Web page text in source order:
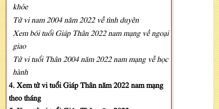
khỏe
Tử vi nam 2004 năm 2022 về tình duyên
Xem bói tuổi Giáp Thân 2022 nam mạng về ngoại
giao
Tử vi tuổi Thân 2004 năm 2022 nam mạng về học
hành
4. Xem tử vi tuổi Giáp Thân năm 2022 nam mạng
theo tháng